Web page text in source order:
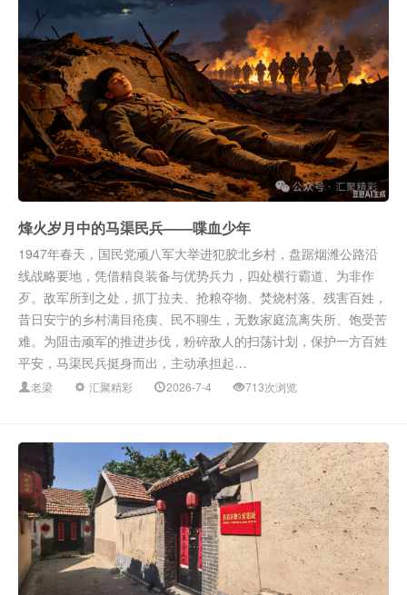
烽火岁月中的马渠民兵——喋血少年
1947年春天，国民党顽八军大举进犯胶北乡村，盘踞烟潍公路沿
线战略要地，凭借精良装备与优势兵力，四处横行霸道、为非作
歹。敌军所到之处，抓丁拉夫、抢粮夺物、焚烧村落、残害百姓，
昔日安宁的乡村满目疮痍、民不聊生，无数家庭流离失所、饱受苦
难。为阻击顽军的推进步伐，粉碎敌人的扫荡计划，保护一方百姓
平安，马渠民兵挺身而出，主动承担起…
老梁 汇聚精彩 2026-7-4 713次浏览